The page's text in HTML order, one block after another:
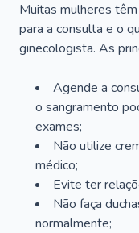
Muitas mulheres
para a consulta e o
ginecologista. As
Agende a
o sangramento
exames;
Não utilize
médico;
Evite ter
Não faça
normalmente;